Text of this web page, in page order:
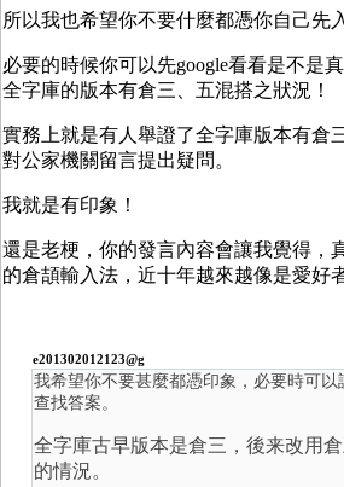
所以我也希望你不要什麼都憑你自己先
必要的時候你可以先google看看是不是
全字庫的版本有倉三、五混搭之狀況！
實務上就是有人舉證了全字庫版本有倉
對公家機關留言提出疑問。
我就是有印象！
還是老梗，你的發言內容會讓我覺得，
的倉頡輸入法，近十年越來越像是愛好
e201302012123@g
我希望你不要甚麼都憑印象，必要時可
查找答案。
全字庫古早版本是倉三，後来改用
的情況。